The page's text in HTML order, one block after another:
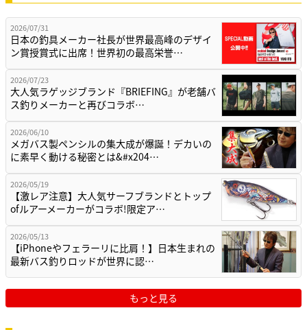
2026/07/31
日本の釣具メーカー社長が世界最高峰のデザイ
ン賞授賞式に出席！世界初の最高栄誉…
2026/07/23
大人気ラゲッジブランド『BRIEFING』が老舗バ
ス釣りメーカーと再びコラボ…
2026/06/10
メガバス製ペンシルの集大成が爆誕！デカいの
に素早く動ける秘密とは&#x204…
2026/05/19
【激レア注意】大人気サーフブランドとトップ
ofルアーメーカーがコラボ!限定ア…
2026/05/13
【iPhoneやフェラーリに比肩！】日本生まれの
最新バス釣りロッドが世界に認…
もっと見る